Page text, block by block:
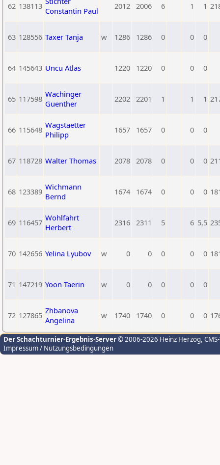
62 138113 Constantin Paul
2012 2006 6 1 1
63 128556 Taxer Tanja w 1286 1286 0 0 0
64 145643 Uncu Atlas 1220 1220 0 0 0
65 117598 Wachinger
Guenther
2202 2201 1 1 1
66 115648 Wagstaetter
Philipp
1657 1657 0 0 0
67 118728 Walter Thomas 2078 2078 0 0 0
68 123389 Wichmann
Bernd
1674 1674 0 0 0
69 116457 Wohlfahrt
Herbert
2316 2311 5 6 5,5
70 142656 Yelina Lyubov w 0 0 0 0 0
71 147219 Yoon Taerin w 0 0 0 0 0
72 127865 Zhbanova
Angelina
w 1740 1740 0 0 0
Der Schachturnier-Ergebnis-Server© 2006-2026 Heinz Herzog,
Impressum / Nutzungsbedingungen